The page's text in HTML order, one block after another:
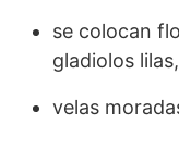
se colocan
gladiolos
velas